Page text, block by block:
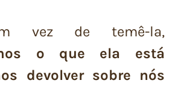
vez de temê-la,
o que ela está
devolver sobre nós